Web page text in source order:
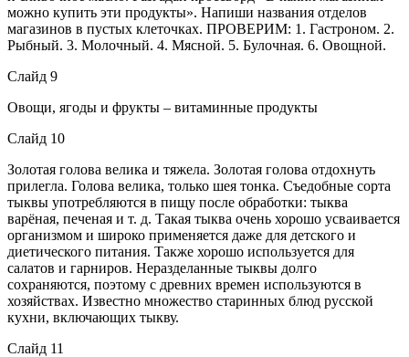
можно купить эти продукты». Напиши названия отделов
магазинов в пустых клеточках. ПРОВЕРИМ: 1. Гастроном. 2.
Рыбный. 3. Молочный. 4. Мясной. 5. Булочная. 6. Овощной.
Слайд 9
Овощи, ягоды и фрукты – витаминные продукты
Слайд 10
Золотая голова велика и тяжела. Золотая голова отдохнуть
прилегла. Голова велика, только шея тонка. Съедобные сорта
тыквы употребляются в пищу после обработки: тыква
варёная, печеная и т. д. Такая тыква очень хорошо усваивается
организмом и широко применяется даже для детского и
диетического питания. Также хорошо используется для
салатов и гарниров. Неразделанные тыквы долго
сохраняются, поэтому с древних времен используются в
хозяйствах. Известно множество старинных блюд русской
кухни, включающих тыкву.
Слайд 11